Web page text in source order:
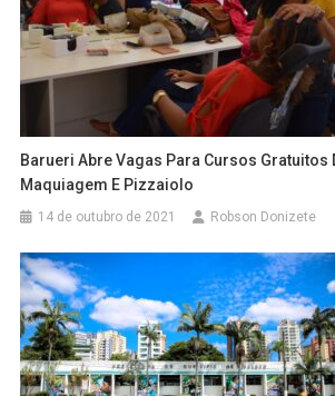
Barueri Abre Vagas Para Cursos Gratuitos
Maquiagem E Pizzaiolo
14 de outubro de 2021 Robson Donizete